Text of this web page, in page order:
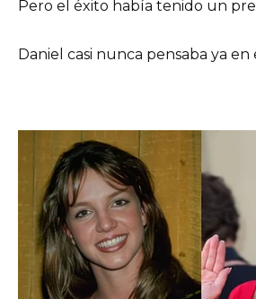
Pero el éxito había tenido un
Daniel casi nunca pensaba ya en